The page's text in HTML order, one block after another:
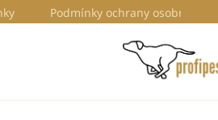
Podmínky ochrany osobních